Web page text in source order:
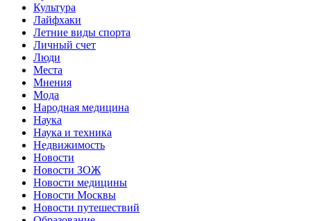
Культура
Лайфхаки
Летние виды спорта
Личный счет
Люди
Места
Мнения
Мода
Народная медицина
Наука
Наука и техника
Недвижимость
Новости
Новости ЗОЖ
Новости медицины
Новости Москвы
Новости путешествий